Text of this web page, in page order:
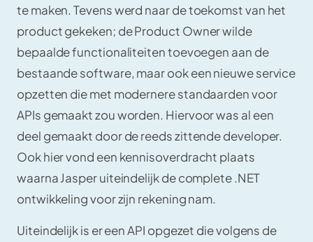
te maken. Tevens werd naar de toekomst van het
product gekeken; de Product Owner wilde
bepaalde functionaliteiten toevoegen aan de
bestaande software, maar ook een nieuwe service
opzetten die met modernere standaarden voor
APIs gemaakt zou worden. Hiervoor was al een
deel gemaakt door de reeds zittende developer.
Ook hier vond een kennisoverdracht plaats
waarna Jasper uiteindelijk de complete .NET
ontwikkeling voor zijn rekening nam.
Uiteindelijk is er een API opgezet die volgens de